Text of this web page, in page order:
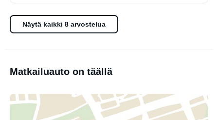
Näytä kaikki 8 arvostelua
Matkailuauto on täällä